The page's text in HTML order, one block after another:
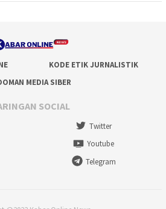
KODE ETIK JURNALISTIK
MEDIA SIBER
SOCIAL
Twitter
Youtube
Telegram